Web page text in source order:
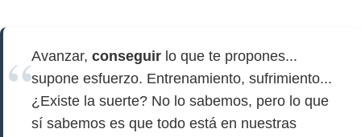
Avanzar, conseguir lo que te propones...
supone esfuerzo. Entrenamiento, sufrimiento...
¿Existe la suerte? No lo sabemos, pero lo que
sí sabemos es que todo está en nuestras